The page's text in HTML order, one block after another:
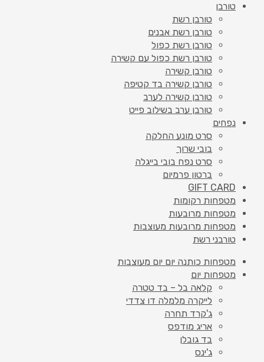
טורבן
טורבן רשת
טורבן רשת אבנים
טורבן רשת כפול
טורבן רשת כפול עם קשירה
טורבן קשירה
טורבן קשירה בד קטיפה
טורבן קשירה לערב
טורבן ערב בשילוב פייט
נפחים
סרט מונע החלקה
בובי שרוך
סרט נפח בובי בייגלה
ברטון פרמיום
GIFT CARD
מטפחות רקומות
מטפחות מרובעות
מטפחות מרובעות מעוצבות
טורבני רשת
מטפחות כותנה יום יום מעוצבות
מטפחות יום
קלאה בל – בד טטרה
לייקרה מלמלה דו צדדי
ג'קרד תחרה
אריג מודפס
בד גובלן
ג'ינס